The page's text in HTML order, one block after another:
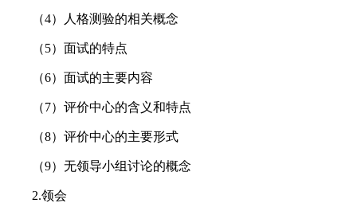
（4）人格测验的相关概念
（5）面试的特点
（6）面试的主要内容
（7）评价中心的含义和特点
（8）评价中心的主要形式
（9）无领导小组讨论的概念
2.领会